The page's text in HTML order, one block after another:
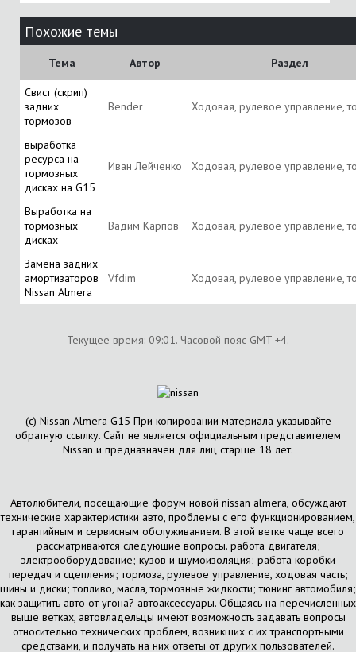
Похожие темы
Тема Автор Раздел
Свист (скрип)
задних
тормозов
Bender Ходовая, рулевое управление,
выработка
ресурса на
тормозных
дисках на G15
Иван Лейченко Ходовая, рулевое управление,
Выработка на
тормозных
дисках
Вадим Карпов Ходовая, рулевое управление,
Замена задних
амортизаторов
Nissan Almera
Vfdim Ходовая, рулевое управление,
Текущее время: 09:01. Часовой пояс GMT +4.
(с) Nissan Almera G15 При копировании материала указывайте
обратную ссылку. Сайт не является официальным представителем
Nissan и предназначен для лиц старше 18 лет.
Автолюбители, посещающие форум новой nissan almera, обсуждают
технические характеристики авто, проблемы с его функционированием,
гарантийным и сервисным обслуживанием. В этой ветке чаще всего
рассматриваются следующие вопросы. работа двигателя;
электрооборудование; кузов и шумоизоляция; работа коробки
передач и сцепления; тормоза, рулевое управление, ходовая часть;
шины и диски; топливо, масла, тормозные жидкости; тюнинг автомобиля;
как защитить авто от угона? автоаксессуары. Общаясь на перечисленных
выше ветках, автовладельцы имеют возможность задавать вопросы
относительно технических проблем, возникших с их транспортными
средствами, и получать на них ответы от других пользователей.